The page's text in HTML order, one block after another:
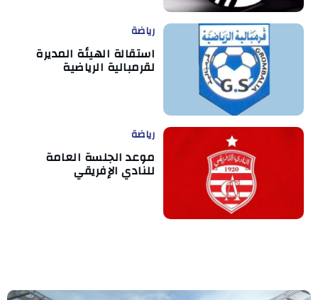
رياضة
استقالة الهيئة المديرة
لقرمبالية الرياضية
رياضة
موعد الجلسة العامة
للنادي الإفريقي